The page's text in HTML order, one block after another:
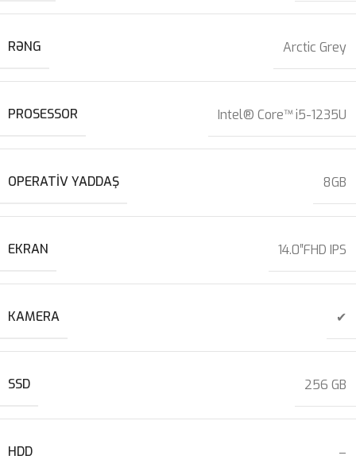
RƏNG Arctic Grey
PROSESSOR Intel® Core™ i5-1235U
OPERATIV YADDAŞ 8GB
EKRAN 14.0″FHD IPS
KAMERA ✔
SSD 256 GB
HDD –